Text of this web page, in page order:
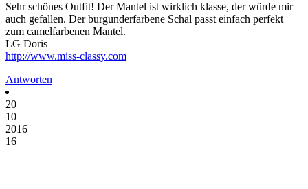
Sehr schönes Outfit! Der Mantel ist wirklich klasse, der würde mir
auch gefallen. Der burgunderfarbene Schal passt einfach perfekt
zum camelfarbenen Mantel.
LG Doris
http://www.miss-classy.com
Antworten
20
10
2016
16